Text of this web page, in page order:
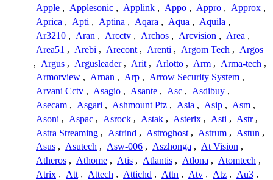
Apple , Applesonic , Applink , Appo , Appro , Approx ,
Aprica , Apti , Aptina , Aqara , Aqua , Aquila ,
Ar3210 , Aran , Arcctv , Archos , Arcvision , Area ,
Area51 , Arebi , Arecont , Arenti , Argom Tech , Argos
, Argus , Argusleader , Arit , Arlotto , Arm , Arma-tech ,
Armorview , Arnan , Arp , Arrow Security System ,
Arvani Cctv , Asagio , Asante , Asc , Asdibuy ,
Asecam , Asgari , Ashmount Ptz , Asia , Asip , Asm ,
Asoni , Aspac , Asrock , Astak , Asterix , Asti , Astr ,
Astra Streaming , Astrind , Astroghost , Astrum , Astun ,
Asus , Asutech , Asw-006 , Aszhonga , At Vision ,
Atheros , Athome , Atis , Atlantis , Atlona , Atomtech ,
Atrix , Att , Attech , Attichd , Attn , Atv , Atz , Au3 ,